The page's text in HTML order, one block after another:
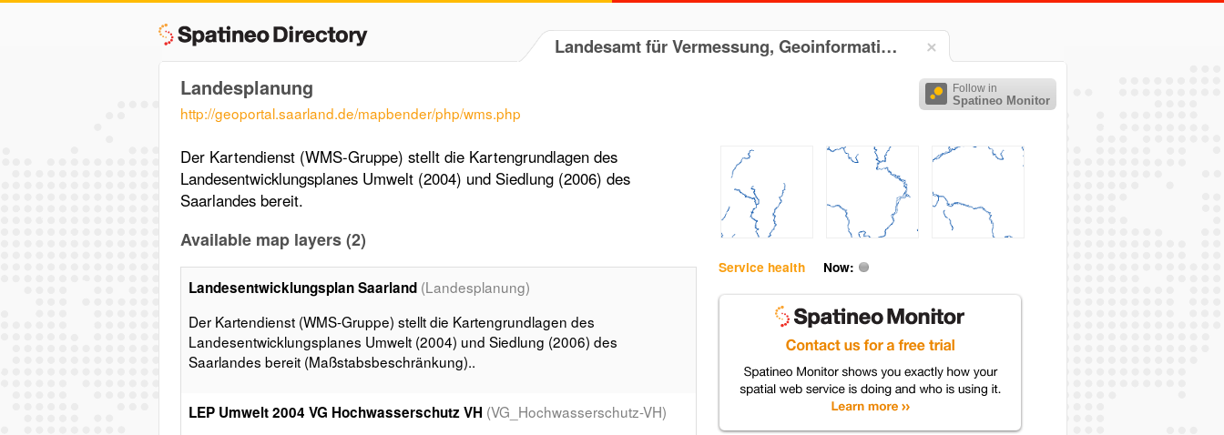
Landesamt für Vermessung, Geoinformati…
Follow in
Spatineo Monitor
Landesplanung
http://geoportal.saarland.de/mapbender/php/wms.php
Service health Now:
Der Kartendienst (WMS-Gruppe) stellt die Kartengrundlagen des
Landesentwicklungsplanes Umwelt (2004) und Siedlung (2006) des
Saarlandes bereit.
Available map layers (2)
Landesentwicklungsplan Saarland (Landesplanung)
Der Kartendienst (WMS-Gruppe) stellt die Kartengrundlagen des
Landesentwicklungsplanes Umwelt (2004) und Siedlung (2006) des
Saarlandes bereit (Maßstabsbeschränkung)..
LEP Umwelt 2004 VG Hochwasserschutz VH (VG_Hochwasserschutz-VH)